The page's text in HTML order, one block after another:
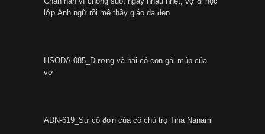
lớp Anh ngữ rồi mê thầy giáo da đen
HSODA-085_Dượng và hai cô con gái múp của
vợ
ADN-619_Sự cô đơn của cô chủ trọ Tina Nanami